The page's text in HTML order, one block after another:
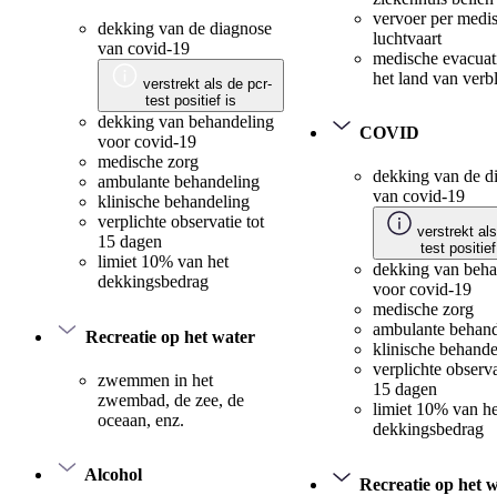
dekking van de diagnose
van covid-19
verstrekt als de pcr-
test positief is
dekking van behandeling
voor covid-19
medische zorg
ambulante behandeling
klinische behandeling
verplichte observatie tot
15 dagen
limiet 10% van het
dekkingsbedrag
Recreatie op het water
zwemmen in het
zwembad, de zee, de
oceaan, enz.
Alcohol
vervoer per
luchtvaart
medische
het land van
COVID
dekking van de
van covid-19
verstrekt
test
dekking van
voor covid-19
medische zorg
ambulante
klinische
verplichte
15 dagen
limiet 10% van
dekkingsbedrag
Recreatie op het